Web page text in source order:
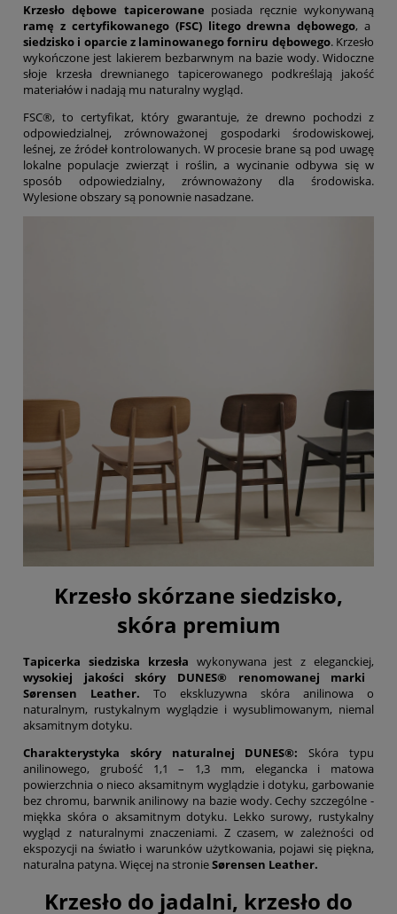
Krzesło dębowe tapicerowane posiada ręcznie wykonywaną
ramę z certyfikowanego (FSC) litego drewna dębowego, a
siedzisko i oparcie z laminowanego forniru dębowego. Krzesło
wykończone jest lakierem bezbarwnym na bazie wody. Widoczne
słoje krzesła drewnianego tapicerowanego podkreślają jakość
materiałów i nadają mu naturalny wygląd.
FSC®, to certyfikat, który gwarantuje, że drewno pochodzi z
odpowiedzialnej, zrównoważonej gospodarki środowiskowej,
leśnej, ze źródeł kontrolowanych. W procesie brane są pod uwagę
lokalne populacje zwierząt i roślin, a wycinanie odbywa się w
sposób odpowiedzialny, zrównoważony dla środowiska.
Wylesione obszary są ponownie nasadzane.
Krzesło skórzane siedzisko,
skóra premium
Tapicerka siedziska krzesła wykonywana jest z eleganckiej,
wysokiej jakości skóry DUNES® renomowanej marki
Sørensen Leather. To ekskluzywna skóra anilinowa o
naturalnym, rustykalnym wyglądzie i wysublimowanym, niemal
aksamitnym dotyku.
Charakterystyka skóry naturalnej DUNES®:
Skóra typu
anilinowego, grubość 1,1 – 1,3 mm, elegancka i matowa
powierzchnia o nieco aksamitnym wyglądzie i dotyku, garbowanie
bez chromu, barwnik anilinowy na bazie wody. Cechy szczególne -
miękka skóra o aksamitnym dotyku. Lekko surowy, rustykalny
wygląd z naturalnymi znaczeniami. Z czasem, w zależności od
ekspozycji na światło i warunków użytkowania, pojawi się piękna,
naturalna patyna. Więcej na stronieSørensen Leather.
Krzesło do jadalni, krzesło do